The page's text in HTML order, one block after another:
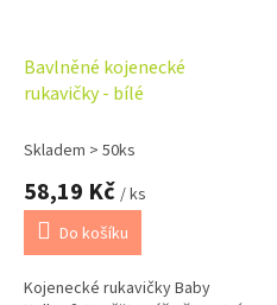
Bavlněné kojenecké
rukavičky - bílé
Skladem > 50ks
58,19 Kč / ks
Do košíku
Kojenecké rukavičky Baby